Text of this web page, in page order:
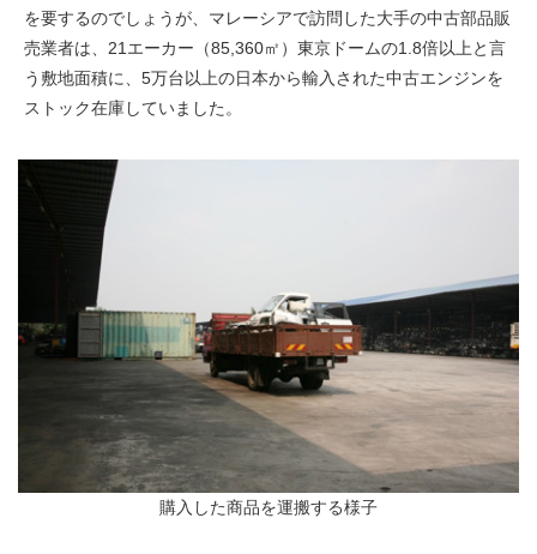
を要するのでしょうが、マレーシアで訪問した大手の中古部品販
売業者は、21エーカー（85,360㎡）東京ドームの1.8倍以上と言
う敷地面積に、5万台以上の日本から輸入された中古エンジンを
ストック在庫していました。
購入した商品を運搬する様子